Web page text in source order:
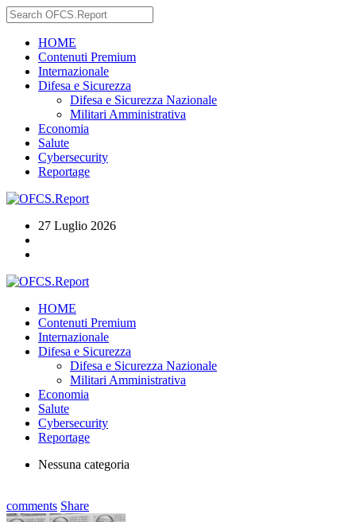
HOME
Contenuti Premium
Internazionale
Difesa e Sicurezza
Difesa e Sicurezza Nazionale
Militari Amministrativa
Economia
Salute
Cybersecurity
Reportage
27 Luglio 2026
HOME
Contenuti Premium
Internazionale
Difesa e Sicurezza
Difesa e Sicurezza Nazionale
Militari Amministrativa
Economia
Salute
Cybersecurity
Reportage
Nessuna categoria
comments Share